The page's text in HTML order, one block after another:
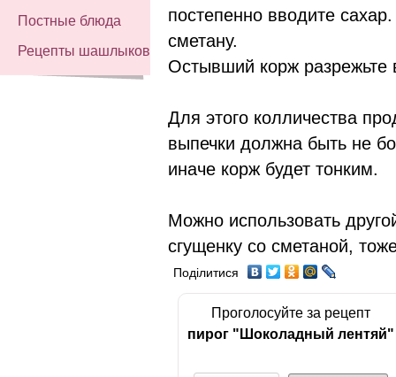
Постные блюда
Рецепты шашлыков
постепенно вводите
сметану.
Остывший корж
Для этого колличества
выпечки должна быть не
иначе корж будет тонким.
Можно использовать
сгущенку со сметаной,
Поділитися
Проголосуйте за рецепт
пирог "Шоколадный лентяй"